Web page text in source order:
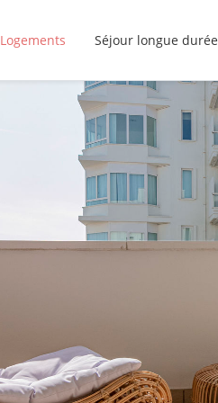
Logements Séjour longue durée